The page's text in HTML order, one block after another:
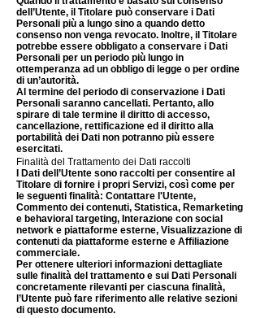
dell’Utente, il Titolare può conservare i Dati
Personali più a lungo sino a quando detto
consenso non venga revocato. Inoltre, il Titolare
potrebbe essere obbligato a conservare i Dati
Personali per un periodo più lungo in
ottemperanza ad un obbligo di legge o per ordine
di un’autorità.
Al termine del periodo di conservazione i Dati
Personali saranno cancellati. Pertanto, allo
spirare di tale termine il diritto di accesso,
cancellazione, rettificazione ed il diritto alla
portabilità dei Dati non potranno più essere
esercitati.
Finalità del Trattamento dei Dati raccolti
I Dati dell’Utente sono raccolti per consentire al
Titolare di fornire i propri Servizi, così come per
le seguenti finalità: Contattare l'Utente,
Commento dei contenuti, Statistica, Remarketing
e behavioral targeting, Interazione con social
network e piattaforme esterne, Visualizzazione di
contenuti da piattaforme esterne e Affiliazione
commerciale.
Per ottenere ulteriori informazioni dettagliate
sulle finalità del trattamento e sui Dati Personali
concretamente rilevanti per ciascuna finalità,
l’Utente può fare riferimento alle relative sezioni
di questo documento.